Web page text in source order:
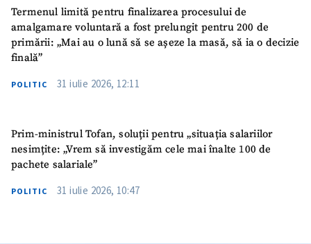
Termenul limită pentru finalizarea procesului de
amalgamare voluntară a fost prelungit pentru 200 de
primării: „Mai au o lună să se așeze la masă, să ia o decizie
finală”
POLITIC 31 iulie 2026, 12:11
Prim-ministrul Tofan, soluții pentru „situația salariilor
nesimțite: „Vrem să investigăm cele mai înalte 100 de
pachete salariale”
POLITIC 31 iulie 2026, 10:47